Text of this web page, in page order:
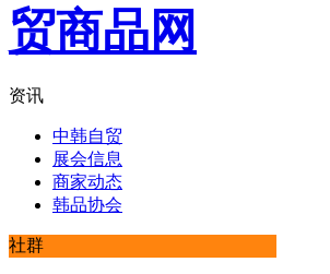
资讯
中韩自贸
展会信息
商家动态
韩品协会
社群